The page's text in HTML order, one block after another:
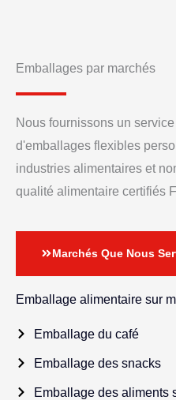
Emballages par marchés
Nous fournissons un
d'emballages flexibles
industries alimentaires et
qualité alimentaire certifiés
Marchés Que Nous
Emballage alimentaire sur
Emballage du café
Emballage des snacks
Emballage des aliments